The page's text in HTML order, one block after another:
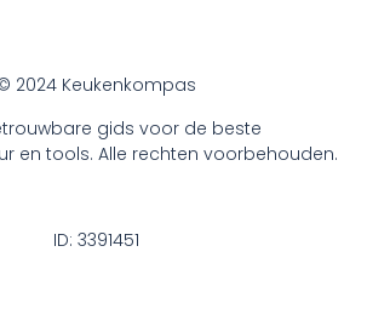
2024 Keukenkompas
gids voor de beste
en tools. Alle rechten voorbehouden.
ID: 3391451